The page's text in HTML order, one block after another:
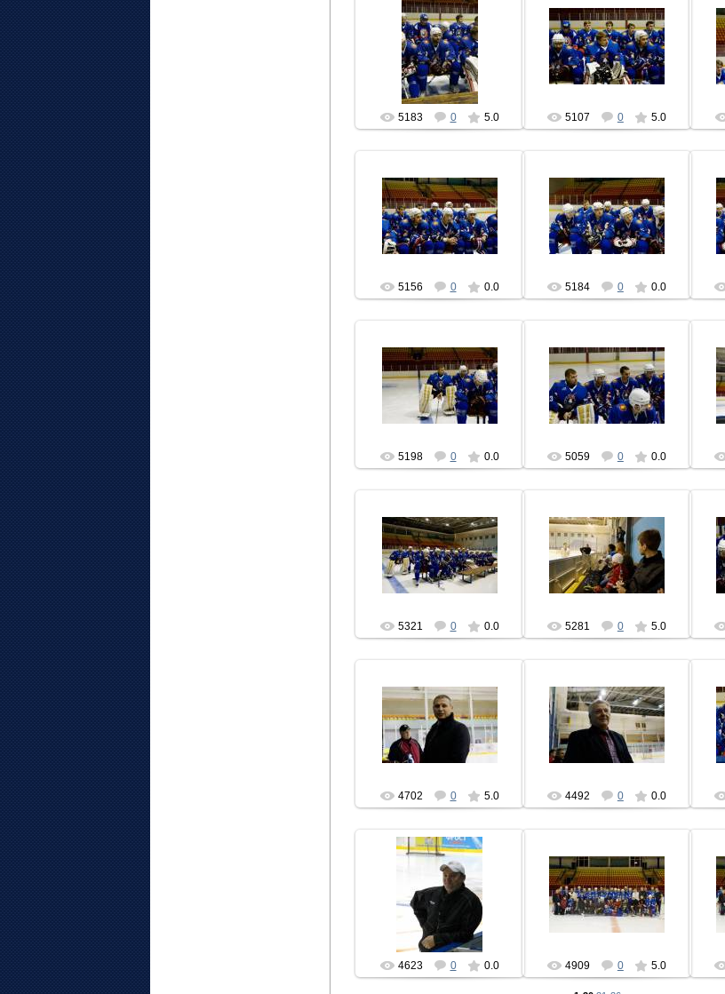
04.09.2013
hcbrest
5183 0 5.0
04.09.2013
hcbrest
5107 0 5.0
04.09.2013
hcbrest
5156 0 0.0
04.09.2013
hcbrest
5184 0 0.0
04.09.2013
hcbrest
5198 0 0.0
04.09.2013
hcbrest
5059 0 0.0
04.09.2013
hcbrest
5321 0 0.0
04.09.2013
hcbrest
5281 0 5.0
04.09.2013
hcbrest
4702 0 5.0
04.09.2013
hcbrest
4492 0 0.0
04.09.2013
hcbrest
4623 0 0.0
04.09.2013
hcbrest
4909 0 5.0